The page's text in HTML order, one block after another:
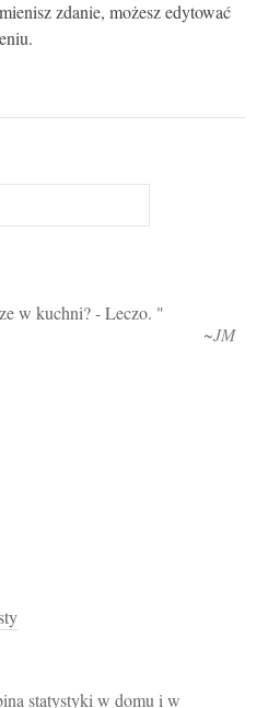
zdanie, możesz edytować
w kuchni? - Leczo.
~JM
statystyki w domu i w